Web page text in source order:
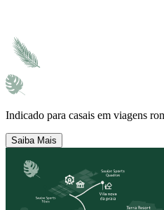
Indicado para casais em viagens
Saiba Mais